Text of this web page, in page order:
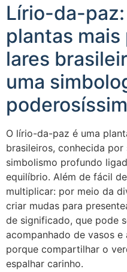
Lírio-da-
plantas
lares
uma
O lírio-da-paz é uma
brasileiros, conhecida
simbolismo profundo
equilíbrio. Além de fácil
multiplicar: por meio da
criar mudas para
de significado, que pode
acompanhado de vasos
porque compartilhar o
espalhar carinho.